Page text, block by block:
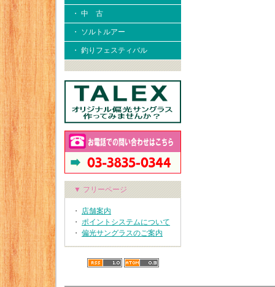
・ 中 古
・ ソルトルアー
・ 釣りフェスティバル
▼ フリーページ
・ 店舗案内
・ ポイントシステムについて
・ 偏光サングラスのご案内